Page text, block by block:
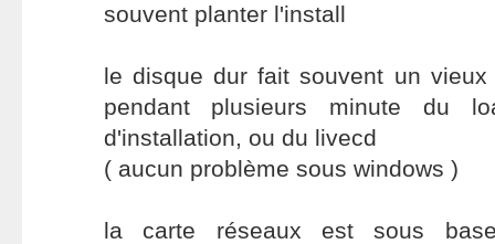
souvent planter l'install
le disque dur fait souvent un
pendant plusieurs minute du
d'installation, ou du livecd
( aucun problème sous windows )
la carte réseaux est sous